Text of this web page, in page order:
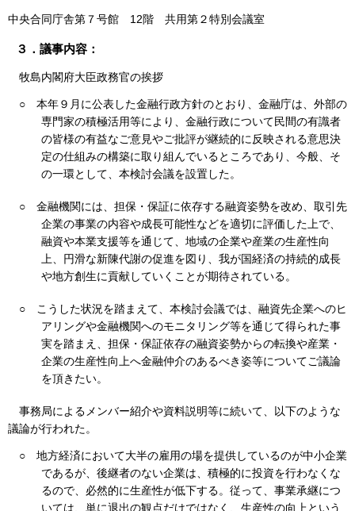
中央合同庁舎第７号館 12階 共用第２特別会議室
３．議事内容：
牧島内閣府大臣政務官の挨拶
○
本年９月に公表した金融行政方針のとおり、金融庁は、外部の
専門家の積極活用等により、金融行政について民間の有識者
の皆様の有益なご意見やご批評が継続的に反映される意思決
定の仕組みの構築に取り組んでいるところであり、今般、そ
の一環として、本検討会議を設置した。
○
金融機関には、担保・保証に依存する融資姿勢を改め、取引先
企業の事業の内容や成長可能性などを適切に評価した上で、
融資や本業支援等を通じて、地域の企業や産業の生産性向
上、円滑な新陳代謝の促進を図り、我が国経済の持続的成長
や地方創生に貢献していくことが期待されている。
○
こうした状況を踏まえて、本検討会議では、融資先企業へのヒ
アリングや金融機関へのモニタリング等を通じて得られた事
実を踏まえ、担保・保証依存の融資姿勢からの転換や産業・
企業の生産性向上へ金融仲介のあるべき姿等についてご議論
を頂きたい。
事務局によるメンバー紹介や資料説明等に続いて、以下のような
議論が行われた。
○
地方経済において大半の雇用の場を提供しているのが中小企業
であるが、後継者のない企業は、積極的に投資を行わなくな
るので、必然的に生産性が低下する。従って、事業承継につ
いては、単に退出の観点だけではなく、生産性の向上という